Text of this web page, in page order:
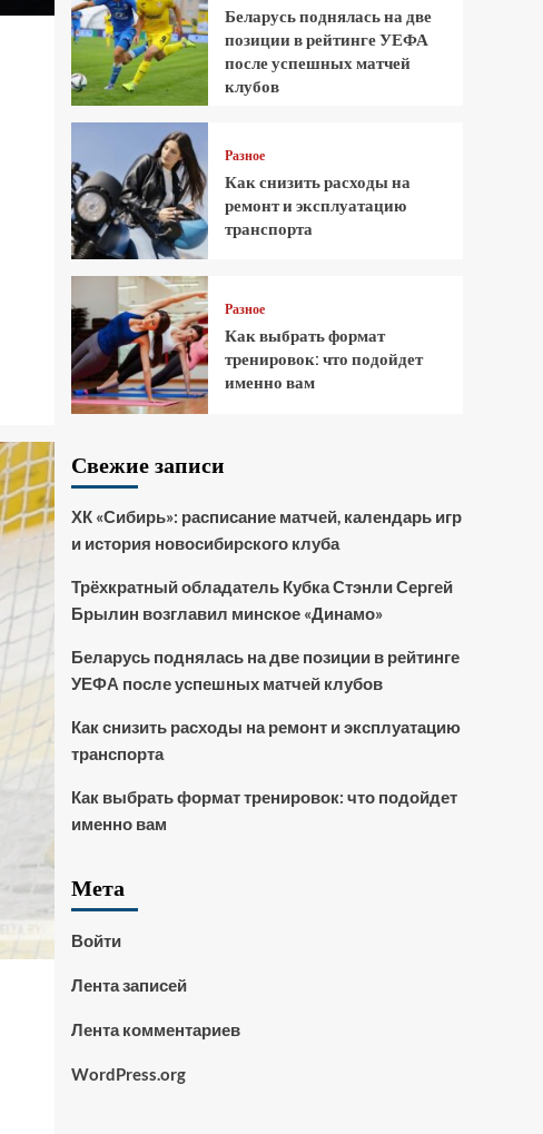
Беларусь поднялась на две
позиции в рейтинге УЕФА
после успешных матчей
клубов
Разное
Как снизить расходы на
ремонт и эксплуатацию
транспорта
Разное
Как выбрать формат
тренировок: что подойдет
именно вам
Свежие записи
ХК «Сибирь»: расписание матчей, календарь игр
и история новосибирского клуба
Трёхкратный обладатель Кубка Стэнли Сергей
Брылин возглавил минское «Динамо»
Беларусь поднялась на две позиции в рейтинге
УЕФА после успешных матчей клубов
Как снизить расходы на ремонт и эксплуатацию
транспорта
Как выбрать формат тренировок: что подойдет
именно вам
Мета
Войти
Лента записей
Лента комментариев
WordPress.org